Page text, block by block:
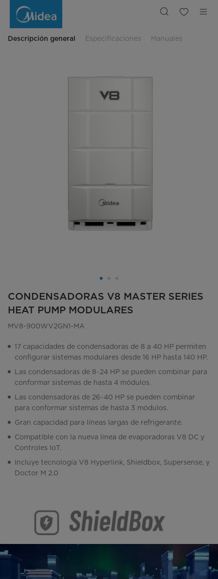
Modulares
Descripción general Especificaciones Manuales
CONDENSADORAS V8 MASTER SERIES
HEAT PUMP MODULARES
MV8-900WV2GN1-MA
17 capacidades de condensadoras de 8 a 40 HP permiten
configurar sistemas modulares desde 16 HP hasta 140 HP.
Las condensadoras de 8~24 HP se pueden combinar para
conformar sistemas de hasta 4 módulos.
Las condensadoras de 26~40 HP se pueden combinar
para conformar sistemas de hasta 3 módulos.
Gran capacidad para líneas largas de refrigerante.
Compatible con la nueva línea de evaporadoras V8 DC y
Controles IoT.
Incluye tecnología V8 Hyperlink, Shieldbox, Supersense, y
Doctor M 2.0